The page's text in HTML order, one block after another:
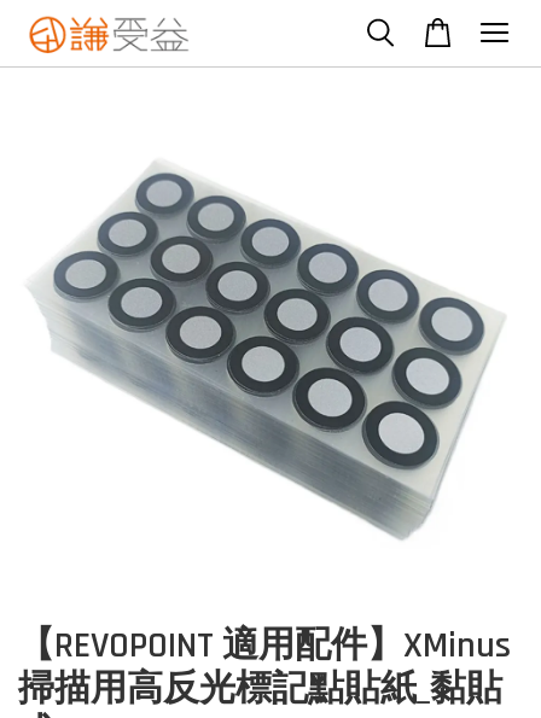
【REVOPOINT 適用配件】XMinus
掃描用高反光標記點貼紙_黏貼